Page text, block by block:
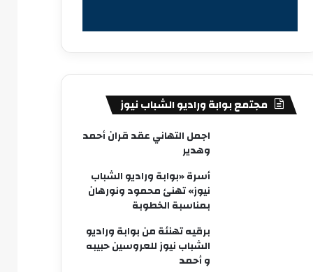
مجتمع بوابة وراديو الشباب نيوز
اجمل التهاني عقد قران أحمد
وهدير
أسرة «بوابة وراديو الشباب
نيوز» تهنئ محمود ونورهان
بمناسبة الخطوبة
برقيه تهنئة من بوابة وراديو
الشباب نيوز للعروسين حبيبه
و أحمد